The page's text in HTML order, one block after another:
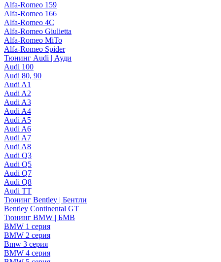
Alfa-Romeo 159
Alfa-Romeo 166
Alfa-Romeo 4C
Alfa-Romeo Giulietta
Alfa-Romeo MiTo
Alfa-Romeo Spider
Тюнинг Audi | Ауди
Audi 100
Audi 80, 90
Audi A1
Audi A2
Audi A3
Audi A4
Audi A5
Audi A6
Audi A7
Audi A8
Audi Q3
Audi Q5
Audi Q7
Audi Q8
Audi TT
Тюнинг Bentley | Бентли
Bentley Continental GT
Тюнинг BMW | БМВ
BMW 1 серия
BMW 2 серия
Bmw 3 серия
BMW 4 серия